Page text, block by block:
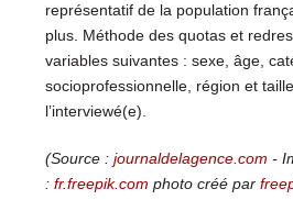
représentatif de la population
plus. Méthode des quotas et
variables suivantes : sexe, âge,
socioprofessionnelle, région et
l’interviewé(e).
(Source : journaldelagence.com -
: fr.freepik.com photo créé par